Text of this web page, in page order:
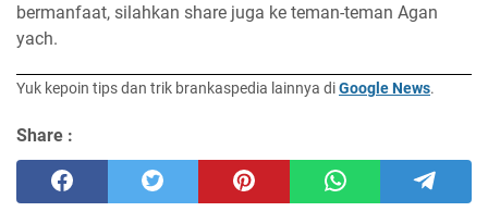
bermanfaat, silahkan share juga ke teman-teman Agan
yach.
Yuk kepoin tips dan trik brankaspedia lainnya diGoogle News.
Share :